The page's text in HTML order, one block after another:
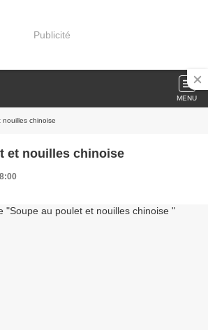
Publicité
MENU
chinoise
et nouilles chinoise